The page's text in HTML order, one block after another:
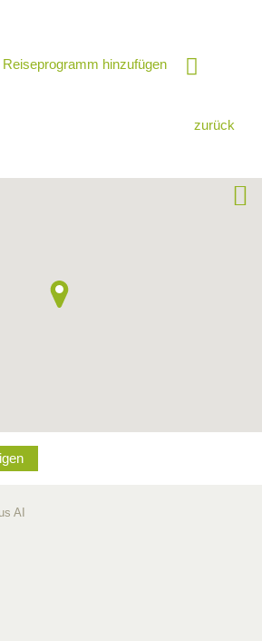
hinzufügen
zurück
AI